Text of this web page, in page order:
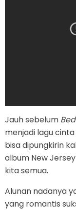
Jauh sebelum
menjadi lagu
bisa dipungkirin
album New
kita semua.
Alunan nadanya
yang romantis